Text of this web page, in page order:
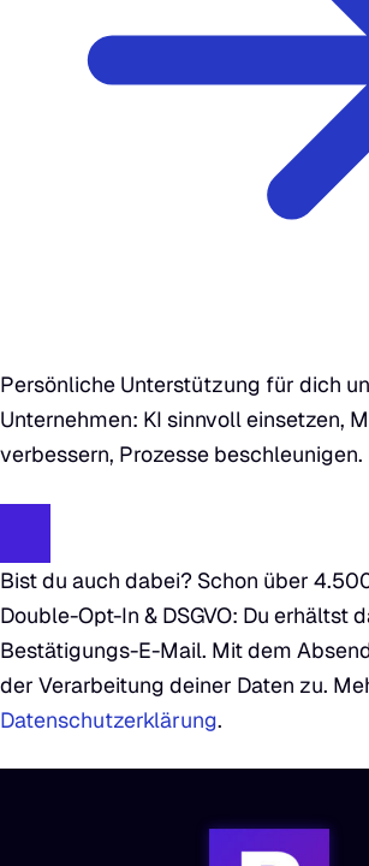
Persönliche Unterstützung für dich
Unternehmen: KI sinnvoll einsetzen,
verbessern, Prozesse beschleunigen.
Bist du auch dabei? Schon über
Double-Opt-In & DSGVO: Du erhältst
Bestätigungs-E-Mail. Mit dem
der Verarbeitung deiner Daten zu.
Datenschutzerklärung.